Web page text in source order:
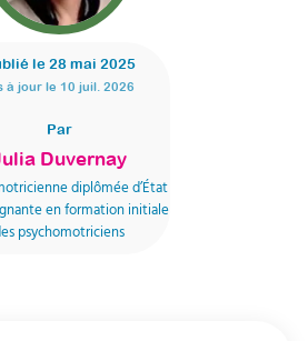
le 28 mai 2025
à jour le 10 juil. 2026
Par
Duvernay
diplômée d’État
en formation initiale
psychomotriciens